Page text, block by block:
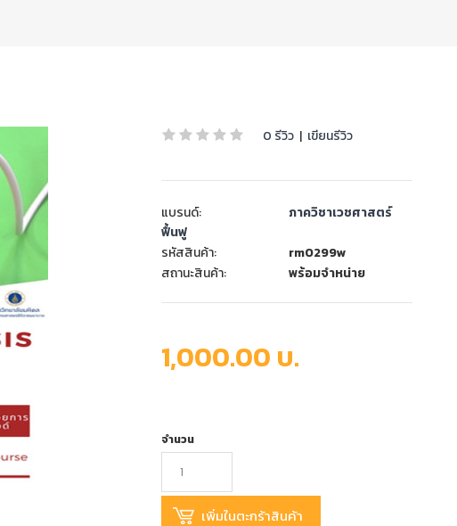
0 รีวิว | เขียนรีวิว
แบรนด์:
ภาควิชาเวชศาสตร์
ฟื้นฟู
รหัสสินค้า:
rm0299w
สถานะสินค้า:
พร้อมจำหน่าย
1,000.00 บ.
จำนวน